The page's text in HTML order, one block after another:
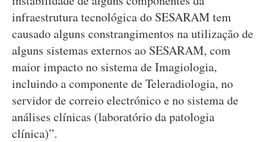
infraestrutura tecnológica do SESARAM tem
causado alguns constrangimentos na utilização de
alguns sistemas externos ao SESARAM, com
maior impacto no sistema de Imagiologia,
incluindo a componente de Teleradiologia, no
servidor de correio electrónico e no sistema de
análises clínicas (laboratório da patologia
clínica)”.